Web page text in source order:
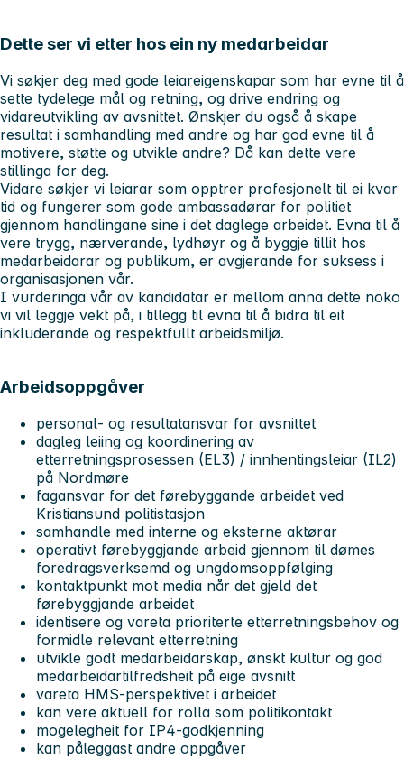
Dette ser vi etter hos ein ny medarbeidar
Vi søkjer deg med gode leiareigenskapar som har evne til å
sette tydelege mål og retning, og drive endring og
vidareutvikling av avsnittet. Ønskjer du også å skape
resultat i samhandling med andre og har god evne til å
motivere, støtte og utvikle andre? Då kan dette vere
stillinga for deg.
Vidare søkjer vi leiarar som opptrer profesjonelt til ei kvar
tid og fungerer som gode ambassadørar for politiet
gjennom handlingane sine i det daglege arbeidet. Evna til å
vere trygg, nærverande, lydhøyr og å byggje tillit hos
medarbeidarar og publikum, er avgjerande for suksess i
organisasjonen vår.
I vurderinga vår av kandidatar er mellom anna dette noko
vi vil leggje vekt på, i tillegg til evna til å bidra til eit
inkluderande og respektfullt arbeidsmiljø.
Arbeidsoppgåver
personal- og resultatansvar for avsnittet
dagleg leiing og koordinering av
etterretningsprosessen (EL3) / innhentingsleiar (IL2)
på Nordmøre
fagansvar for det førebyggande arbeidet ved
Kristiansund politistasjon
samhandle med interne og eksterne aktørar
operativt førebyggjande arbeid gjennom til dømes
foredragsverksemd og ungdomsoppfølging
kontaktpunkt mot media når det gjeld det
førebyggjande arbeidet
identisere og vareta prioriterte etterretningsbehov og
formidle relevant etterretning
utvikle godt medarbeidarskap, ønskt kultur og god
medarbeidartilfredsheit på eige avsnitt
vareta HMS-perspektivet i arbeidet
kan vere aktuell for rolla som politikontakt
mogelegheit for IP4-godkjenning
kan påleggast andre oppgåver